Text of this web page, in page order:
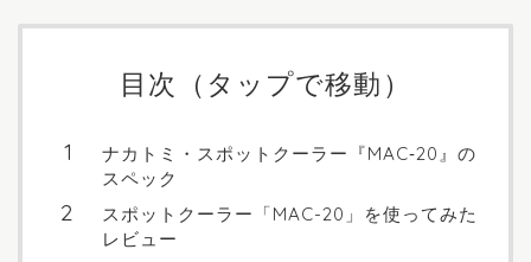
目次（タップで移動）
ナカトミ・スポットクーラー『MAC‐20』の
スペック
スポットクーラー「MAC-20」を使ってみた
レビュー